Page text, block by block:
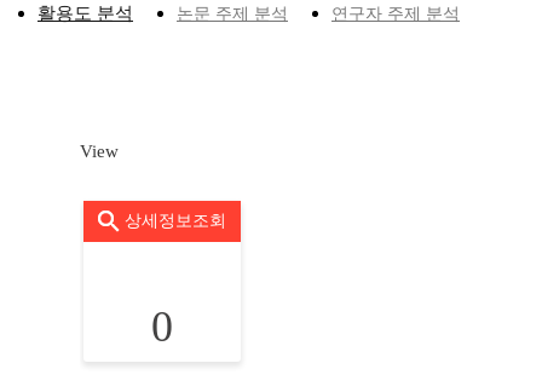
활용도 분석 논문 주제 분석 연구자 주제 분석
View
상세정보조회
0